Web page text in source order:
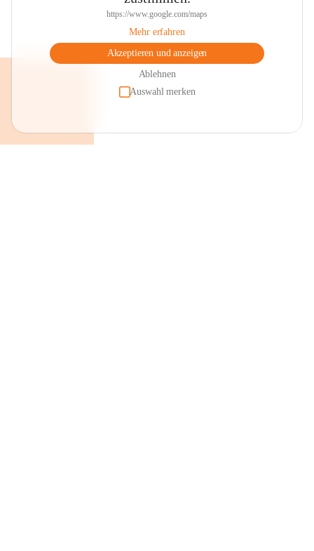
https://www.google.com/maps
Mehr erfahren
Akzeptieren und anzeigen
Ablehnen
Auswahl merken